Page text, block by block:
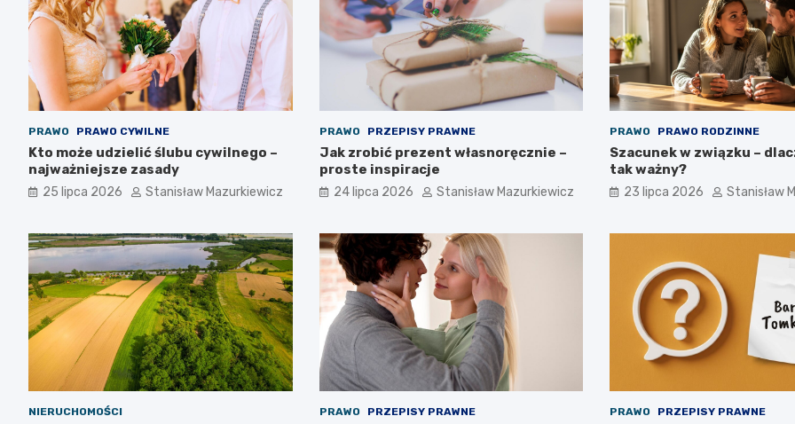
PRAWO PRAWO CYWILNE
Kto może udzielić ślubu cywilnego –
najważniejsze zasady
25 lipca 2026 Stanisław Mazurkiewicz
PRAWO PRZEPISY PRAWNE
Jak zrobić prezent własnoręcznie –
proste inspiracje
24 lipca 2026 Stanisław Mazurkiewicz
PRAWO PRAWO RODZINNE
Szacunek w związku –
tak ważny?
23 lipca 2026 Stanisław
NIERUCHOMOŚCI PRAWO PRZEPISY PRAWNE PRAWO PRZEPISY PRAWNE